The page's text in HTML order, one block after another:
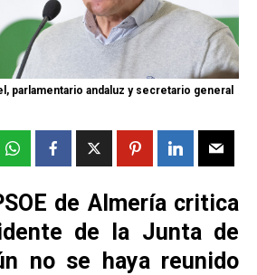
parlamentario andaluz y secretario general
de Almería critica
de la Junta de
no se haya reunido